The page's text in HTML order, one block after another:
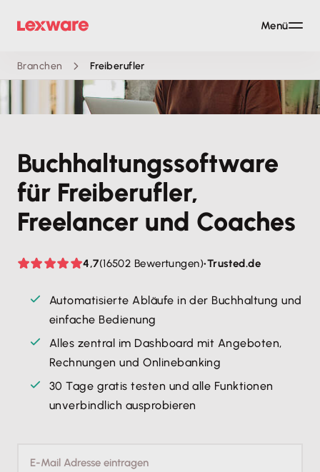
Branchen Freiberufler
Buchhaltungs­software
für Freiberufler,
Freelancer und Coaches
4,7(16502 Bewertungen)•Trusted.de
Automatisierte Abläufe in der Buchhaltung und
einfache Bedienung
Alles zentral im Dashboard mit Angeboten,
Rechnungen und Onlinebanking
30 Tage gratis testen und alle Funktionen
unverbindlich ausprobieren
Menü